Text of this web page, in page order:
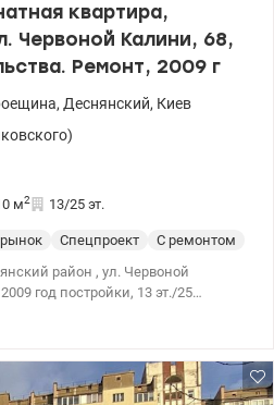
квартира,
Червоной Калини, 68,
Ремонт, 2009 г
, Деснянский, Киев
м2 13/25 эт.
Спецпроект
С ремонтом
район , ул. Червоной
год постройки, 13 эт./25
г., в доме новые лифты,
Окна выходят в тихий двор.